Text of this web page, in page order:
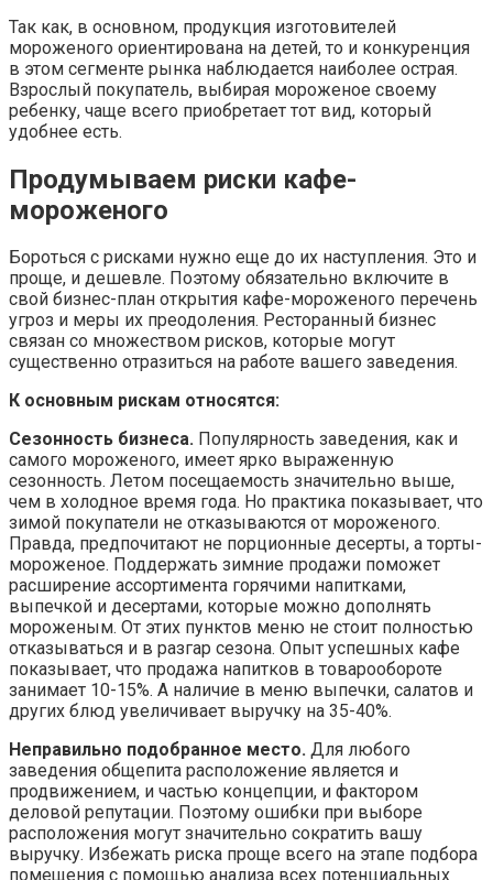
Так как, в основном, продукция изготовителей
мороженого ориентирована на детей, то и конкуренция
в этом сегменте рынка наблюдается наиболее острая.
Взрослый покупатель, выбирая мороженое своему
ребенку, чаще всего приобретает тот вид, который
удобнее есть.
Продумываем риски кафе-
мороженого
Бороться с рисками нужно еще до их наступления. Это и
проще, и дешевле. Поэтому обязательно включите в
свой бизнес-план открытия кафе-мороженого перечень
угроз и меры их преодоления. Ресторанный бизнес
связан со множеством рисков, которые могут
существенно отразиться на работе вашего заведения.
К основным рискам относятся:
Сезонность бизнеса. Популярность заведения, как и
самого мороженого, имеет ярко выраженную
сезонность. Летом посещаемость значительно выше,
чем в холодное время года. Но практика показывает, что
зимой покупатели не отказываются от мороженого.
Правда, предпочитают не порционные десерты, а торты-
мороженое. Поддержать зимние продажи поможет
расширение ассортимента горячими напитками,
выпечкой и десертами, которые можно дополнять
мороженым. От этих пунктов меню не стоит полностью
отказываться и в разгар сезона. Опыт успешных кафе
показывает, что продажа напитков в товарообороте
занимает 10-15%. А наличие в меню выпечки, салатов и
других блюд увеличивает выручку на 35-40%.
Неправильно подобранное место. Для любого
заведения общепита расположение является и
продвижением, и частью концепции, и фактором
деловой репутации. Поэтому ошибки при выборе
расположения могут значительно сократить вашу
выручку. Избежать риска проще всего на этапе подбора
помещения с помощью анализа всех потенциальных